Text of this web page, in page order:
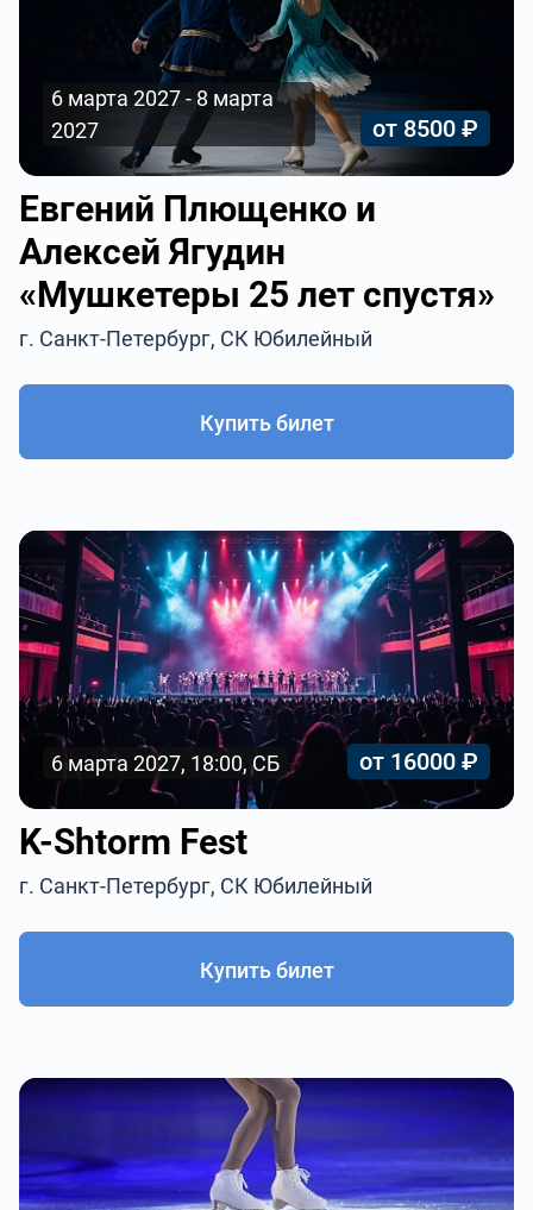
6 марта 2027 - 8 марта
2027
от 8500 ₽
Евгений Плющенко и
Алексей Ягудин
«Мушкетеры 25 лет спустя»
г. Санкт-Петербург, СК Юбилейный
Купить билет
6 марта 2027, 18:00, СБ от 16000 ₽
K-Shtorm Fest
г. Санкт-Петербург, СК Юбилейный
Купить билет